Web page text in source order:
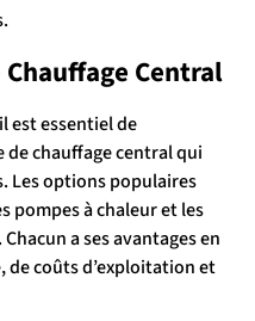
Central
est essentiel de
chauffage central qui
Les options populaires
pompes à chaleur et les
a ses avantages en
de coûts d’exploitation et